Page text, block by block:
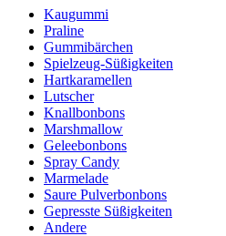
Kaugummi
Praline
Gummibärchen
Spielzeug-Süßigkeiten
Hartkaramellen
Lutscher
Knallbonbons
Marshmallow
Geleebonbons
Spray Candy
Marmelade
Saure Pulverbonbons
Gepresste Süßigkeiten
Andere